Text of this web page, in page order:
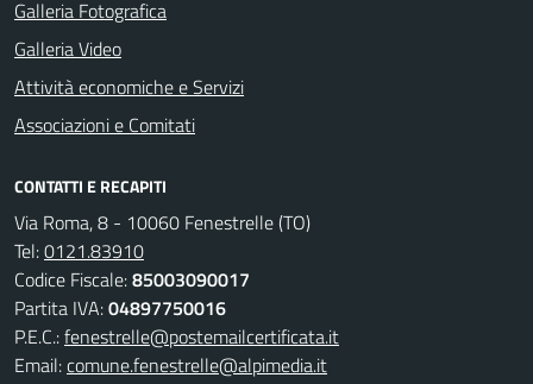
Galleria Fotografica
Galleria Video
Attività economiche e Servizi
Associazioni e Comitati
CONTATTI E RECAPITI
Via Roma, 8 - 10060 Fenestrelle (TO)
Tel:0121.83910
Codice Fiscale:85003090017
Partita IVA:04897750016
P.E.C.:fenestrelle@postemailcertificata.it
Email:comune.fenestrelle@alpimedia.it